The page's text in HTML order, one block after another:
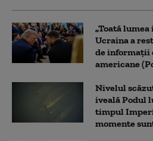
„Toată
Ucraina a
de informații
americane
Nivelul
iveală Podul
timpul
momente